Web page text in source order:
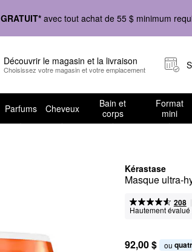
GRATUIT* avec tout achat de 55 $ minimum
Découvrir le magasin et la livraison
Choisissez votre magasin et votre emplacement
Parfums Cheveux
Bain et
corps
Format
mini
Kérastase
Masque ultra-
208 |
Hautement
92,00 $ ou